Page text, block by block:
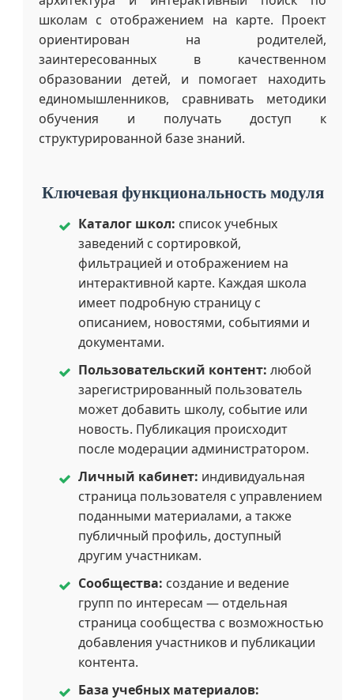
школам с отображением на карте. Проект
ориентирован на родителей,
заинтересованных в качественном
образовании детей, и помогает находить
единомышленников, сравнивать методики
обучения и получать доступ к
структурированной базе знаний.
Ключевая функциональность модуля
Каталог школ: список учебных
заведений с сортировкой,
фильтрацией и отображением на
интерактивной карте. Каждая школа
имеет подробную страницу с
описанием, новостями, событиями и
документами.
Пользовательский контент: любой
зарегистрированный пользователь
может добавить школу, событие или
новость. Публикация происходит
после модерации администратором.
Личный кабинет: индивидуальная
страница пользователя с управлением
поданными материалами, а также
публичный профиль, доступный
другим участникам.
Сообщества: создание и ведение
групп по интересам — отдельная
страница сообщества с возможностью
добавления участников и публикации
контента.
База учебных материалов: